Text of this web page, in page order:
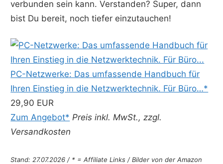
verbunden sein kann. Verstanden? Super, dann
bist Du bereit, noch tiefer einzutauchen!
PC-Netzwerke: Das umfassende Handbuch für
Ihren Einstieg in die Netzwerktechnik. Für Büro…*
29,90 EUR
Zum Angebot* Preis inkl. MwSt., zzgl.
Versandkosten
Stand: 27.07.2026 / * = Affiliate Links / Bilder von der Amazon